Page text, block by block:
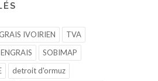
IVOIRIEN
TVA
ENGRAIS
SOBIMAP
detroit d'ormuz